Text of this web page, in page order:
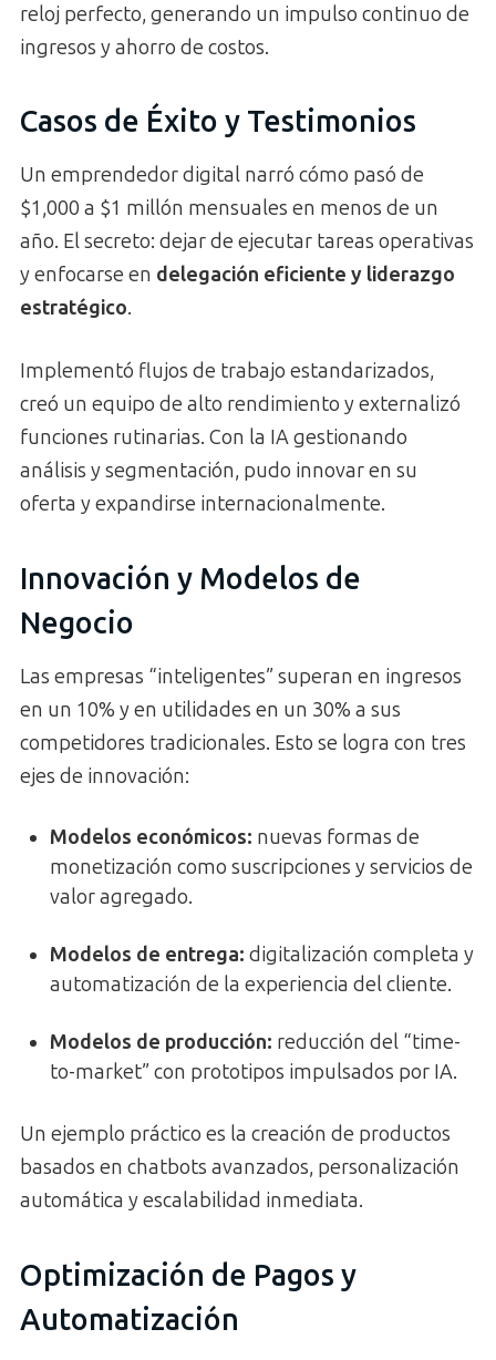
reloj perfecto, generando un impulso continuo de
ingresos y ahorro de costos.
Casos de Éxito y Testimonios
Un emprendedor digital narró cómo pasó de
$1,000 a $1 millón mensuales en menos de un
año. El secreto: dejar de ejecutar tareas operativas
y enfocarse en delegación eficiente y liderazgo
estratégico.
Implementó flujos de trabajo estandarizados,
creó un equipo de alto rendimiento y externalizó
funciones rutinarias. Con la IA gestionando
análisis y segmentación, pudo innovar en su
oferta y expandirse internacionalmente.
Innovación y Modelos de
Negocio
Las empresas “inteligentes” superan en ingresos
en un 10% y en utilidades en un 30% a sus
competidores tradicionales. Esto se logra con tres
ejes de innovación:
Modelos económicos: nuevas formas de
monetización como suscripciones y servicios de
valor agregado.
Modelos de entrega: digitalización completa y
automatización de la experiencia del cliente.
Modelos de producción: reducción del “time-
to-market” con prototipos impulsados por IA.
Un ejemplo práctico es la creación de productos
basados en chatbots avanzados, personalización
automática y escalabilidad inmediata.
Optimización de Pagos y
Automatización